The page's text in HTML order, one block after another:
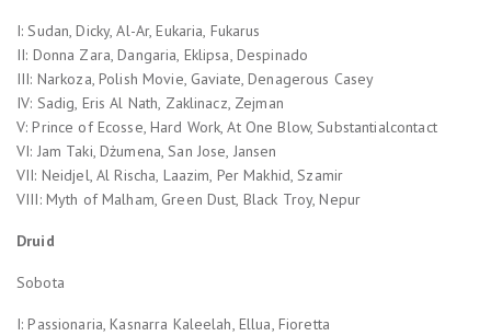
I: Sudan, Dicky, Al-Ar, Eukaria, Fukarus
II: Donna Zara, Dangaria, Eklipsa, Despinado
III: Narkoza, Polish Movie, Gaviate, Denagerous Casey
IV: Sadig, Eris Al Nath, Zaklinacz, Zejman
V: Prince of Ecosse, Hard Work, At One Blow, Substantialcontact
VI: Jam Taki, Dżumena, San Jose, Jansen
VII: Neidjel, Al Rischa, Laazim, Per Makhid, Szamir
VIII: Myth of Malham, Green Dust, Black Troy, Nepur
Druid
Sobota
I: Passionaria, Kasnarra Kaleelah, Ellua, Fioretta